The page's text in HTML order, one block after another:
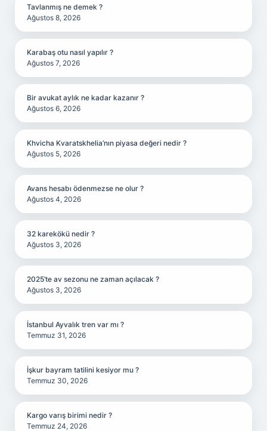
Tavlanmış ne demek ?
Ağustos 8, 2026
Karabaş otu nasıl yapılır ?
Ağustos 7, 2026
Bir avukat aylık ne kadar kazanır ?
Ağustos 6, 2026
Khvicha Kvaratskhelia’nın piyasa değeri nedir ?
Ağustos 5, 2026
Avans hesabı ödenmezse ne olur ?
Ağustos 4, 2026
32 karekökü nedir ?
Ağustos 3, 2026
2025’te av sezonu ne zaman açılacak ?
Ağustos 3, 2026
İstanbul Ayvalık tren var mı ?
Temmuz 31, 2026
İşkur bayram tatilini kesiyor mu ?
Temmuz 30, 2026
Kargo varış birimi nedir ?
Temmuz 24, 2026